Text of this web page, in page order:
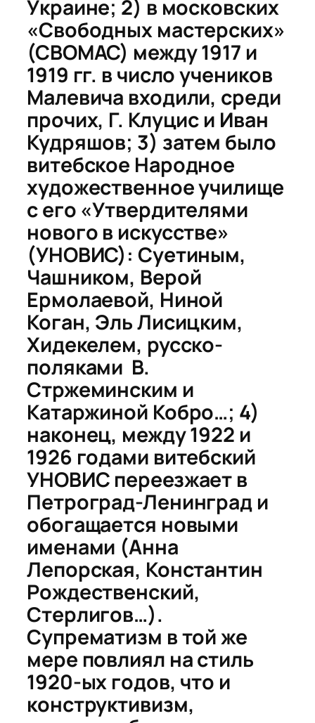
Украине; 2) в московских
«Свободных мастерских»
(СВОМАС) между 1917 и
1919 гг. в число учеников
Малевича входили, среди
прочих, Г. Клуцис и Иван
Кудряшов; 3) затем было
витебское Народное
художественное училище
с его «Утвердителями
нового в искусстве»
(УНОВИС): Суетиным,
Чашником, Верой
Ермолаевой, Ниной
Коган, Эль Лисицким,
Хидекелем, русско-
поляками В.
Стржеминским и
Катаржиной Кобро…; 4)
наконец, между 1922 и
1926 годами витебский
УНОВИС переезжает в
Петроград-Ленинград и
обогащается новыми
именами (Анна
Лепорская, Константин
Рождественский,
Стерлигов…).
Супрематизм в той же
мере повлиял на стиль
1920-ых годов, что и
конструктивизм,